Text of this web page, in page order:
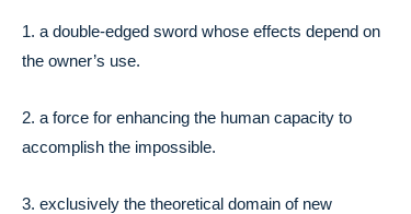
1. a double-edged sword whose effects depend on
the owner’s use.
2. a force for enhancing the human capacity to
accomplish the impossible.
3. exclusively the theoretical domain of new